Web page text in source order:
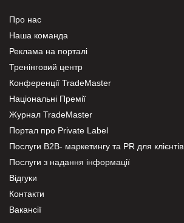
Про нас
Наша команда
Реклама на порталі
Тренінговий центр
Конференції TradeMaster
Національні Премії
Журнал TradeMaster
Портал про Private Label
Послуги В2В- маркетингу та PR для клієнтів
Послуги з надання інформації
Відгуки
Контакти
Вакансії